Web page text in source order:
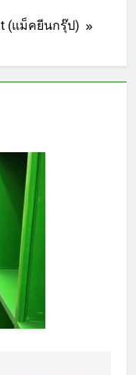
(แม็คยีนกรุ๊ป)